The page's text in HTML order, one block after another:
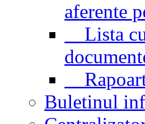
aferente
Lista cu
Buletinul